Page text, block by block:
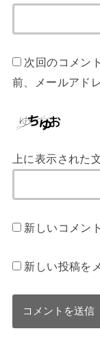
次回のコメン
前、メールアド
上に表示された
新しいコメン
新しい投稿を